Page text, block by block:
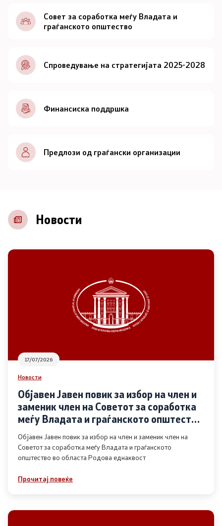
Документи
Совет
За советот
Документи
Записници и дневни редови од седниците на
Советот
Контакт
Основање на здружение
Дијалог меѓу Владата и граѓанскиот сектор
Отворени денови за иницијативи на граѓанските
организации
Финансиска поддршка
Совет за соработка меѓу Владата и
граѓанското општество
Спроведување на стратегијата 2025-2028
Финансиска поддршка
Предлози од граѓански организации
Новости
17/07/2026
Новости
Објавен Јавен повик за избор на член и
заменик член на Советот за соработка
меѓу Владата и граѓанското општество
во областа Родова еднаквост
Објавен Јавен повик за избор на член и заменик член на
Советот за соработка меѓу Владата и граѓанското
општество во областа Родова еднаквост
Прочитај повеќе